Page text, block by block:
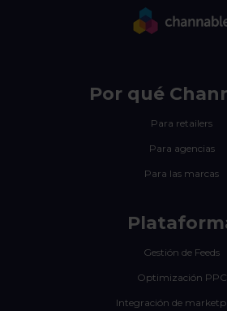
Por qué
Para retailers
Para agencias
Para las marcas
Gestión de Feeds
Optimización PPC
Integración de